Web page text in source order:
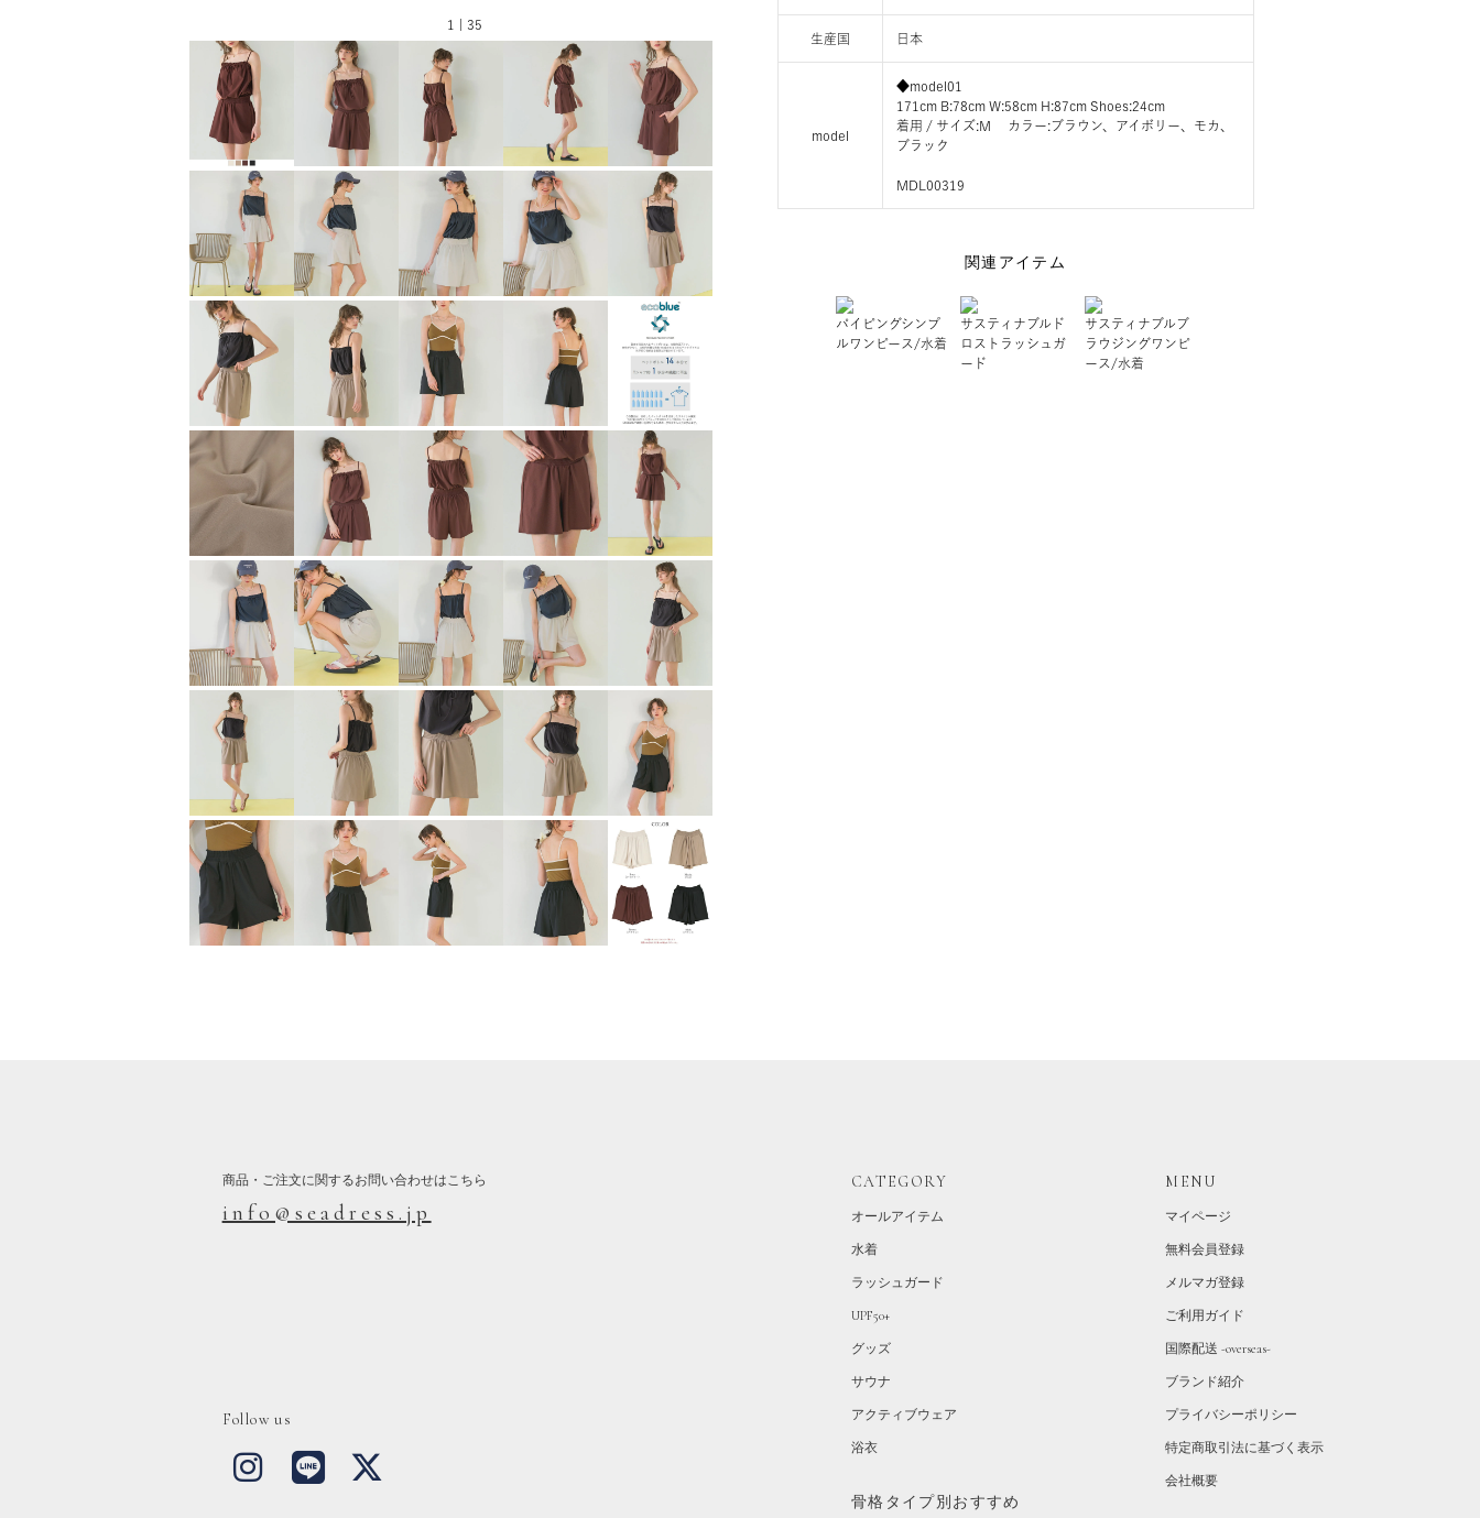
1 | 35
生産国 日本
model
◆model01
171cm B:78cm W:58cm H:87cm Shoes:24cm
着用 / サイズ:M カラー:ブラウン、アイボリー、モカ、
ブラック
MDL00319
関連アイテム
パイピングシンプ
ルワンピース/水着
サスティナブルド
ロストラッシュガ
ード
サスティナブルブ
ラウジングワンピ
ース/水着
商品・ご注文に関するお問い合わせはこちら
info@seadress.jp
MENU
マイページ
無料会員登録
メルマガ登録
ご利用ガイド
国際配送 -overseas-
ブランド紹介
プライバシーポリシー
特定商取引法に基づく表示
会社概要
CATEGORY
オールアイテム
水着
ラッシュガード
UPF50+
グッズ
サウナ
アクティブウェア
浴衣
骨格タイプ別おすすめ
Follow us